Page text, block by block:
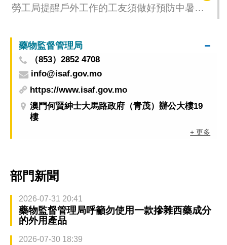
勞工局提醒戶外工作的工友須做好預防中暑的
藥物監督管理局
（853）2852 4708
info@isaf.gov.mo
https://www.isaf.gov.mo
澳門何賢紳士大馬路政府（青茂）辦公大樓19
樓
+ 更多
部門新聞
2026-07-31 20:41
藥物監督管理局呼籲勿使用一款摻雜西藥成分
的外用產品
2026-07-30 18:39